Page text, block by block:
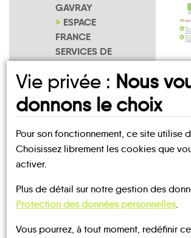
GAVRAY
ESPACE
FRANCE
SERVICES DE
SIENNE
NOTRE PAGE
D'INSCRIPTION
UN AVIS, UN
À PARTAGER ?
Vie privée : Nous
donnons le choix
Pour son fonctionnement, ce site utilise
Choisissez librement les cookies que
activer.
Plus de détail sur notre gestion des
Protection des données personnelles.
Vous pourrez, à tout moment, redéfinir